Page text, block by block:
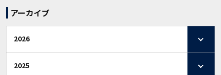
アーカイブ
2026
2025